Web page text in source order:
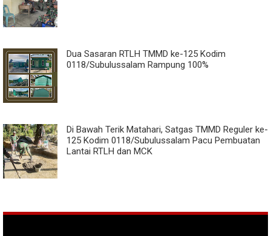
Dua Sasaran RTLH TMMD ke-125 Kodim
0118/Subulussalam Rampung 100%
Di Bawah Terik Matahari, Satgas TMMD Reguler ke-
125 Kodim 0118/Subulussalam Pacu Pembuatan
Lantai RTLH dan MCK